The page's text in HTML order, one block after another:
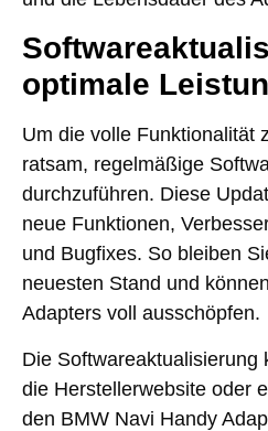
optimale
Um die volle Funktionalität
ratsam, regelmäßige
durchzuführen. Diese
neue Funktionen,
und Bugfixes. So bleiben
neuesten Stand und
Adapters voll ausschöpfen.
Die Softwareaktualisierung
die Herstellerwebsite oder
den BMW Navi Handy